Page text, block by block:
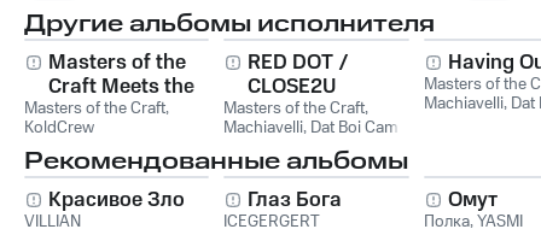
Другие альбомы исполнителя
Masters of the
Craft Meets the
KoldCrew
Masters of the Craft,
KoldCrew
RED DOT /
CLOSE2U
Masters of the Craft,
Machiavelli, Dat Boi Cam
Having
Masters of the
Machiavelli, Dat
Рекомендованные альбомы
Красивое Зло
VILLIAN
Глаз Бога
ICEGERGERT
Омут
Полка,YASMI